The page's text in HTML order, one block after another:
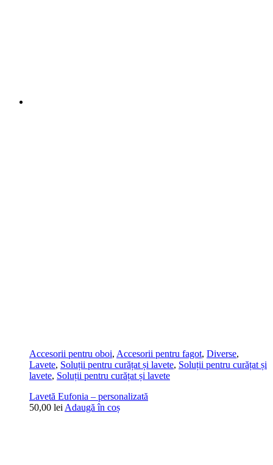
Accesorii pentru oboi, Accesorii pentru fagot, Diverse,
Lavete, Soluții pentru curățat și lavete, Soluții pentru curățat și
lavete, Soluții pentru curățat și lavete
Lavetă Eufonia – personalizată
50,00 lei Adaugă în coș